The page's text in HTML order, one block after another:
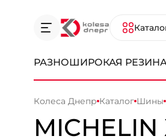
РАЗНОШИРОКАЯ
Колеса Днепр Каталог Шины
MICHELIN